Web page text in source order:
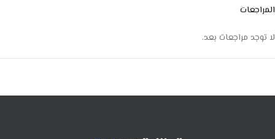
المراجعات
لا توجد مراجعات بعد.